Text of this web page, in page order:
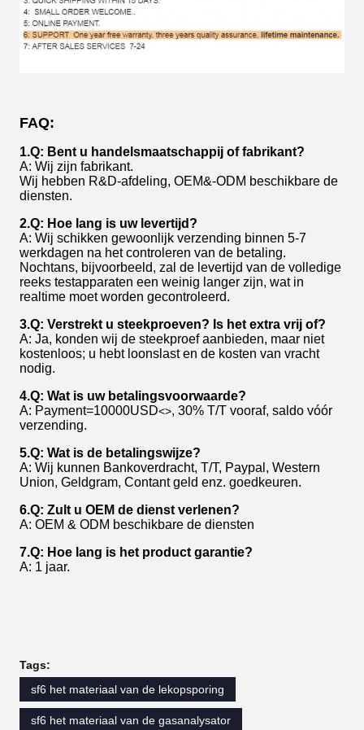
FAQ:
1.Q: Bent u handelsmaatschappij of fabrikant?
A: Wij zijn fabrikant.
Wij hebben R&D-afdeling, OEM&-ODM beschikbare de
diensten.
2.Q: Hoe lang is uw levertijd?
A: Wij schikken gewoonlijk verzending binnen 5-7
werkdagen na het controleren van de betaling.
Nochtans, bijvoorbeeld, zal de levertijd van de volledige
reeks testapparaten een weinig langer zijn, wat in
realtime moet worden gecontroleerd.
3.Q: Verstrekt u steekproeven? Is het extra vrij of?
A: Ja, konden wij de steekproef aanbieden, maar niet
kostenloos; u hebt loonslast en de kosten van vracht
nodig.
4.Q: Wat is uw betalingsvoorwaarde?
A: Payment=10000USD<>, 30% T/T vooraf, saldo vóór
verzending.
5.Q: Wat is de betalingswijze?
A: Wij kunnen Bankoverdracht, T/T, Paypal, Western
Union, Geldgram, Contant geld enz. goedkeuren.
6.Q: Zult u OEM de dienst verlenen?
A: OEM & ODM beschikbare de diensten
7.Q: Hoe lang is het product garantie?
A: 1 jaar.
Tags:
sf6 het materiaal van de lekopsporing
sf6 het materiaal van de gasanalysator